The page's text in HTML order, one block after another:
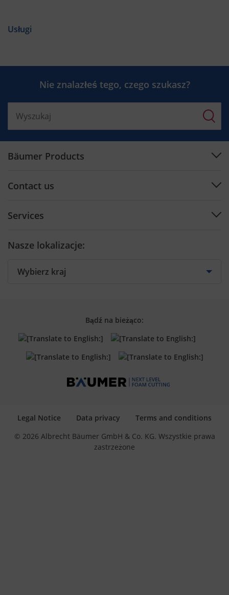
Usługi
Nie znalazłeś tego, czego szukasz?
Bäumer Products
Software
Contact us
Contact form
Services
Spare parts
Nasze lokalizacje:
Bądź na bieżąco:
© 2026 Albrecht Bäumer GmbH & Co. KG. Wszystkie prawa
zastrzeżone
Legal Notice Data privacy Terms and conditions